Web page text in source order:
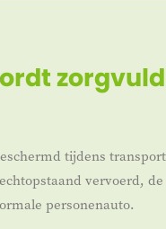
tijdens
vervoerd,
personenauto.